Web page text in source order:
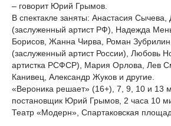
– говорит Юрий Грымов.
В спектакле заняты: Анастасия Сычева,
(заслуженный артист РФ), Надежда
Борисов, Жанна Чирва, Роман
(заслуженный артист России), Любовь
артистка РСФСР), Мария Орлова, Лев
Канивец, Александр Жуков и другие.
«Вероника решает» (16+), 7, 9, 10 и 13
постановщик Юрий Грымов, 2 часа 10
Театр «Модерн», Спартаковская